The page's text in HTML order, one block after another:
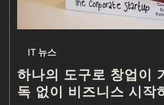
IT 뉴스
하나의 도구로 창업이
독 없이 비즈니스 시작